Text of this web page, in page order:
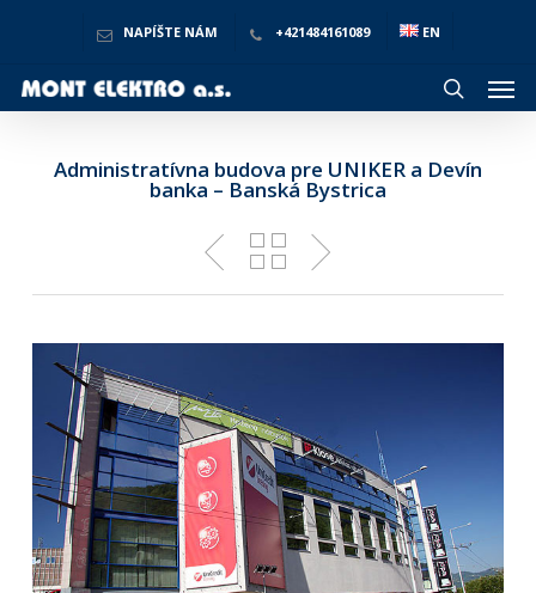
NAPÍŠTE NÁM +421484161089 EN
search
Administratívna budova pre UNIKER a Devín
banka – Banská Bystrica